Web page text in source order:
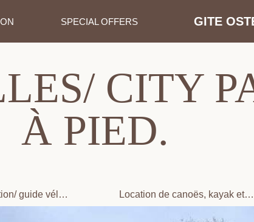
SPECIAL OFFERS GITE
CITY
À PIED.
guide vélo
Location de canoës, kayak et
paddles - Vincelottes